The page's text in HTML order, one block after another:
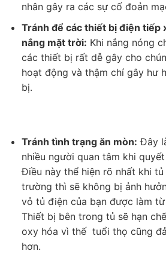
nhân gây ra các sự cố đoản
Tránh để các thiết bị điện tiếp
nắng mặt trời: Khi nắng nóng
các thiết bị rất dễ gây cho
hoạt động và thậm chí gây hư
bị.
Tránh tình trạng ăn mòn: Đây
nhiều người quan tâm khi
Điều này thể hiện rõ nhất khi
trường thì sẽ không bị ảnh
vỏ tủ điện của bạn được làm
Thiết bị bên trong tủ sẽ hạn
oxy hóa vì thế tuổi thọ cũng
hơn.